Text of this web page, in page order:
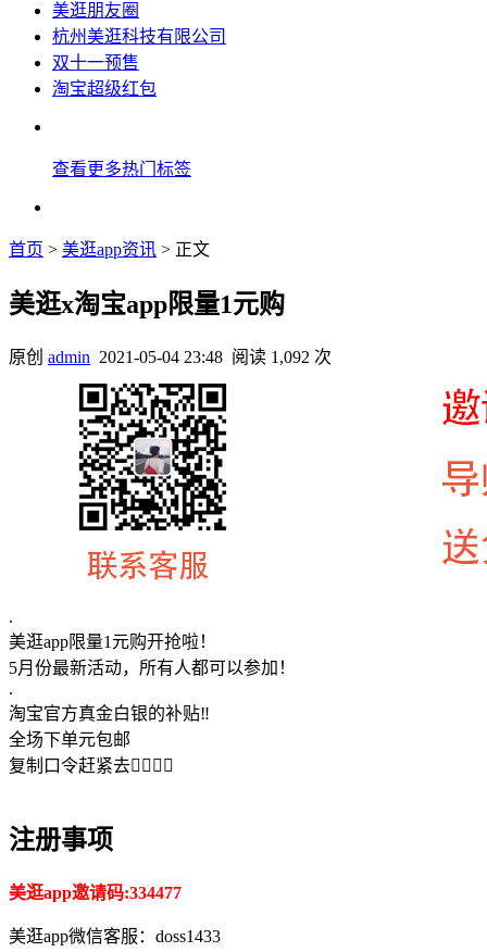
美逛朋友圈
杭州美逛科技有限公司
双十一预售
淘宝超级红包
查看更多热门标签
首页 > 美逛app资讯 > 正文
美逛x淘宝app限量1元购
原创 admin 2021-05-04 23:48 阅读 1,092 次
.
美逛app限量1元购开抢啦！
5月份最新活动，所有人都可以参加！
.
淘宝官方真金白银的补贴‼️
全场下单️元包邮
复制口令赶紧去选🏻🏻🏻
注册事项
美逛app邀请码:334477
美逛app微信客服：doss1433